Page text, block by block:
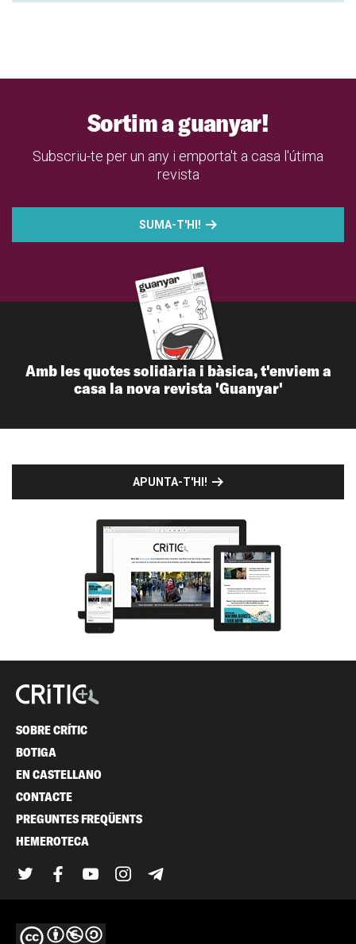
Sortim a guanyar!
Subscriu-te per un any i emporta't a casa l'útima
revista
SUMA-T'HI!
Amb les quotes solidària i bàsica, t'enviem a
casa la nova revista 'Guanyar'
APUNTA-T'HI!
SOBRE CRÍTIC
BOTIGA
EN CASTELLANO
CONTACTE
PREGUNTES FREQÜENTS
HEMEROTECA
TwitterFacebook
YouTubeInstagram